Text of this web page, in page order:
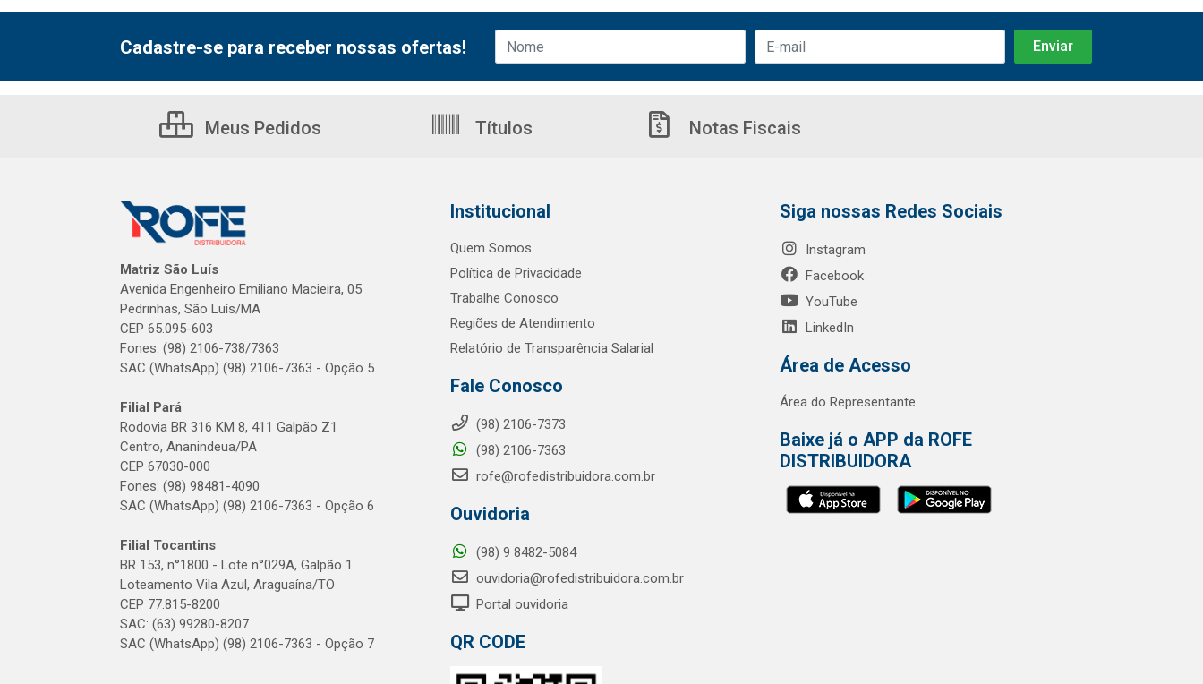
Cadastre-se para receber nossas ofertas!
Meus Pedidos Títulos Notas Fiscais
Matriz São Luís
Avenida Engenheiro Emiliano Macieira, 05
Pedrinhas, São Luís/MA
CEP 65.095-603
Fones: (98) 2106-738/7363
SAC (WhatsApp) (98) 2106-7363 - Opção 5
Filial Pará
Rodovia BR 316 KM 8, 411 Galpão Z1
Centro, Ananindeua/PA
CEP 67030-000
Fones: (98) 98481-4090
SAC (WhatsApp) (98) 2106-7363 - Opção 6
Filial Tocantins
BR 153, n°1800 - Lote n°029A, Galpão 1
Loteamento Vila Azul, Araguaína/TO
CEP 77.815-8200
SAC: (63) 99280-8207
SAC (WhatsApp) (98) 2106-7363 - Opção 7
Institucional
Quem Somos
Política de Privacidade
Trabalhe Conosco
Regiões de Atendimento
Relatório de Transparência Salarial
Fale Conosco
(98) 2106-7373
(98) 2106-7363
rofe@rofedistribuidora.com.br
Ouvidoria
(98) 9 8482-5084
ouvidoria@rofedistribuidora.com.br
Portal ouvidoria
QR CODE
Siga nossas Redes Sociais
Instagram
Facebook
YouTube
LinkedIn
Área de Acesso
Área do Representante
Baixe já o APP da ROFE
DISTRIBUIDORA